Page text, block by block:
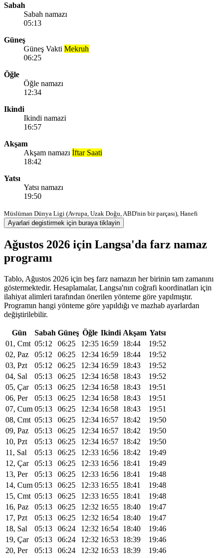
Sabah
Sabah namazı
05:13
Güneş
Güneş Vakti Mekruh
06:25
Öğle
Öğle namazı
12:34
Ikindi
Ikindi namazi
16:57
Akşam
Akşam namazı İftar Saati
18:42
Yatsı
Yatsı namazı
19:50
Müslüman Dünya Ligi (Avrupa, Uzak Doğu, ABD'nin bir parçası), Hanefi
Ayarlari degistirmek için buraya tiklayin
Ağustos 2026 için Langsa'da farz namaz
programı
Tablo, Ağustos 2026 için beş farz namazın her birinin tam zamanını
göstermektedir. Hesaplamalar, Langsa'nın coğrafi koordinatları için
ilahiyat alimleri tarafından önerilen yönteme göre yapılmıştır.
Programın hangi yönteme göre yapıldığı ve mazhab ayarlardan
değiştirilebilir.
Gün Sabah Güneş Öğle Ikindi Akşam Yatsı
01, Cmt 05:12 06:25 12:35 16:59 18:44
19:52
02, Paz
05:12 06:25 12:34 16:59 18:44
19:52
03, Pzt
05:12 06:25 12:34 16:59 18:43
19:52
04, Sal
05:13 06:25 12:34 16:58 18:43
19:52
05, Çar
05:13 06:25 12:34 16:58 18:43
19:51
06, Per
05:13 06:25 12:34 16:58 18:43
19:51
07, Cum 05:13 06:25 12:34 16:58 18:43
19:51
08, Cmt 05:13 06:25 12:34 16:57 18:42
19:50
09, Paz
05:13 06:25 12:34 16:57 18:42
19:50
10, Pzt
05:13 06:25 12:34 16:57 18:42
19:50
11, Sal
05:13 06:25 12:33 16:56 18:42
19:49
12, Çar
05:13 06:25 12:33 16:56 18:41
19:49
13, Per
05:13 06:25 12:33 16:56 18:41
19:48
14, Cum 05:13 06:25 12:33 16:55 18:41
19:48
15, Cmt 05:13 06:25 12:33 16:55 18:41
19:48
16, Paz
05:13 06:25 12:32 16:55 18:40
19:47
17, Pzt
05:13 06:25 12:32 16:54 18:40
19:47
18, Sal
05:13 06:24 12:32 16:54 18:40
19:46
19, Çar
05:13 06:24 12:32 16:53 18:39
19:46
20, Per
05:13 06:24 12:32 16:53 18:39
19:46